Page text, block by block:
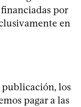
por
en
los
pagar a las